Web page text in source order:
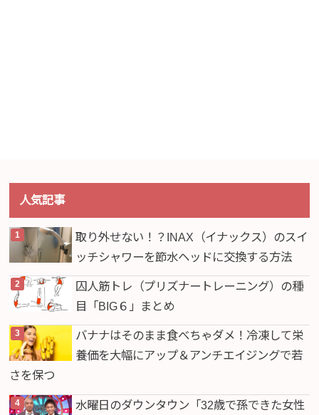
人気記事
取り外せない！？INAX（イナックス）のスイ
ッチシャワーを節水ヘッドに交換する方法
囚人筋トレ（プリズナートレーニング）の種
目「BIG６」まとめ
バナナはそのまま食べちゃダメ！冷凍して栄
養価を大幅にアップ＆アンチエイジングで若
さを保つ
水曜日のダウンタウン「32歳で孫できた女性